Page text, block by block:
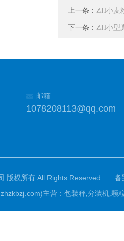
上一条： ZH小麦
下一条： ZH小型
邮箱
1078208113@qq.com
版权所有 All Rights Reserved.
备
主营： 包装秤,分装机,颗